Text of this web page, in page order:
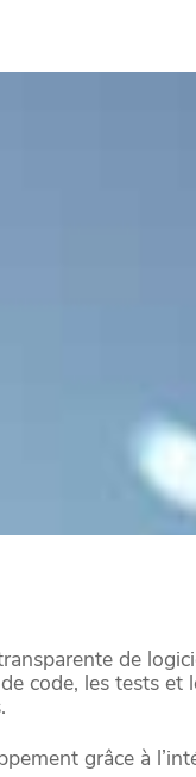
de
code, les tests
grâce à